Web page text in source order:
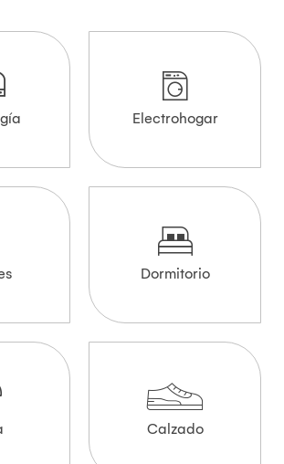
Electrohogar
Dormitorio
Calzado